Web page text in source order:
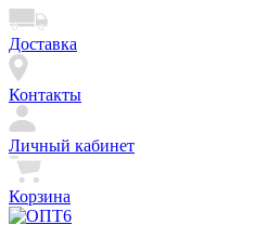
Доставка
Контакты
Личный кабинет
Корзина